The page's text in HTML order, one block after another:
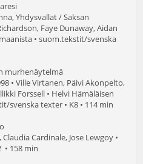
Yhdysvallat / Saksan
Faye Dunaway, Aidan
• suom.tekstit/svenska
murhenäytelmä
• Ville Virtanen, Päivi Akonpelto,
Forssell • Helvi Hämäläisen
svenska texter • K8 • 114 min
Cardinale, Jose Lewgoy •
158 min